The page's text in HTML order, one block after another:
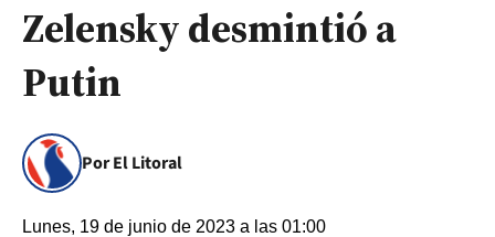
Zelensky desmintió a
Putin
Por El Litoral
Lunes, 19 de junio de 2023 a las 01:00